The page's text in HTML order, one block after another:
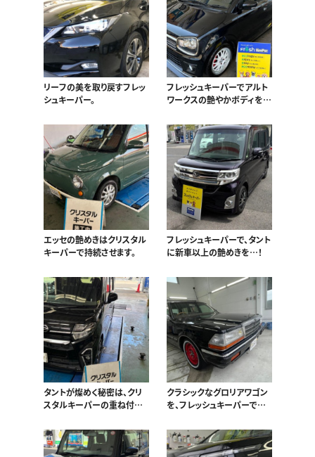
リーフの美を取り戻すフレッ
シュキーパー。
フレッシュキーパーでアルト
ワークスの艶やかボディをキ
エッセの艶めきはクリスタル
キーパーで持続させます。
フレッシュキーパーで、タント
に新車以上の艶めきを…！
タントが燦めく秘密は、クリ
スタルキーパーの重ね付け
クラシックなグロリアワゴン
を、フレッシュキーパーで至